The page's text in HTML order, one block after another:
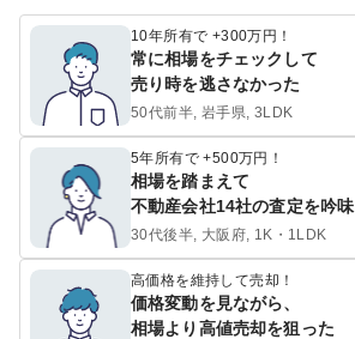
10年所有で +300万円！
常に相場をチェックして
売り時を逃さなかった
50代前半, 岩手県, 3LDK
5年所有で +500万円！
相場を踏まえて
不動産会社14社の査定を吟味
30代後半, 大阪府, 1K・1LDK
高価格を維持して売却！
価格変動を見ながら、
相場より高値売却を狙った